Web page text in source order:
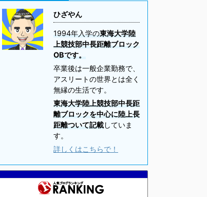
ひざやん
1994年入学の東海大学陸
上競技部中長距離ブロック
OBです。
卒業後は一般企業勤務で、
アスリートの世界とは全く
無縁の生活です。
東海大学陸上競技部中長距
離ブロックを中心に陸上長
距離ついて記載していま
す。
詳しくはこちらで！